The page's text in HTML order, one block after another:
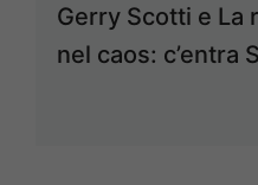
Gerry Scotti e La
nel caos: c’entra